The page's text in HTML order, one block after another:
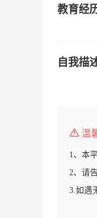
教育经
自我描
温
1、本
2、请
3.如遇